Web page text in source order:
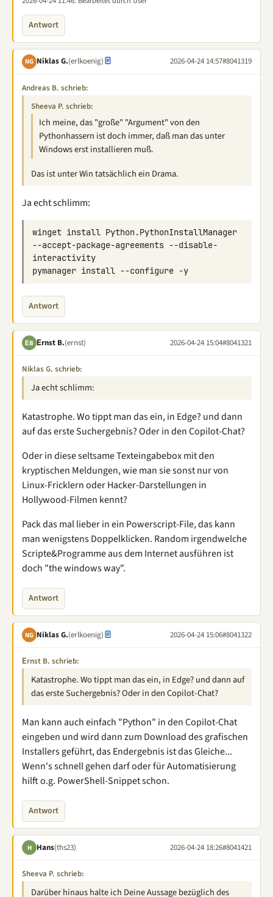
Antwort
NG Niklas G.(erlkoenig) 2026-04-24 14:57#8041319
Andreas B. schrieb:
Sheeva P. schrieb:
Ich meine, das "große" "Argument" von den
Pythonhassern ist doch immer, daß man das unter
Windows erst installieren muß.
Das ist unter Win tatsächlich ein Drama.
Ja echt schlimm:
winget install Python.PythonInstallManager
--accept-package-agreements --disable-
Antwort
ΕB Εrnst B.(ernst) 2026-04-24 15:04#8041321
Niklas G. schrieb:
Ja echt schlimm:
Katastrophe. Wo tippt man das ein, in Edge? und dann
auf das erste Suchergebnis? Oder in den Copilot-Chat?
Oder in diese seltsame Texteingabebox mit den
kryptischen Meldungen, wie man sie sonst nur von
Linux-Fricklern oder Hacker-Darstellungen in
Hollywood-Filmen kennt?
Pack das mal lieber in ein Powerscript-File, das kann
man wenigstens Doppelklicken. Random irgendwelche
Scripte&Programme aus dem Internet ausführen ist
doch "the windows way".
Antwort
NG Niklas G.(erlkoenig) 2026-04-24 15:06#8041322
Εrnst B. schrieb:
Katastrophe. Wo tippt man das ein, in Edge? und dann auf
das erste Suchergebnis? Oder in den Copilot-Chat?
Man kann auch einfach "Python" in den Copilot-Chat
eingeben und wird dann zum Download des grafischen
Installers geführt, das Endergebnis ist das Gleiche...
Wenn's schnell gehen darf oder für Automatisierung
hilft o.g. PowerShell-Snippet schon.
Antwort
H Hans(ths23) 2026-04-24 18:26#8041421
Sheeva P. schrieb:
Darüber hinaus halte ich Deine Aussage bezüglich des